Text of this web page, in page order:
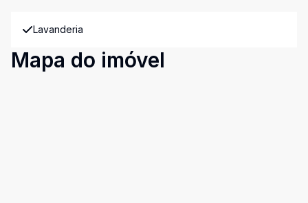
Lavanderia
Mapa do imóvel